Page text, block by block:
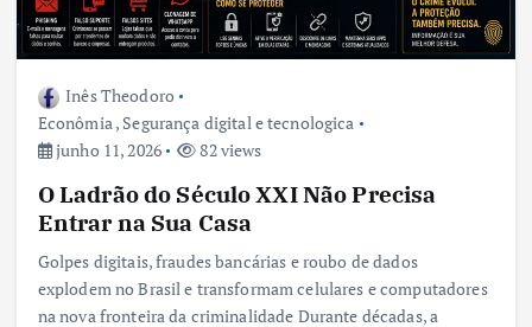
Inês Theodoro
Econômia, Segurança digital e tecnologica
junho 11, 2026
82 views
O Ladrão do Século XXI Não Precisa
Entrar na Sua Casa
Golpes digitais, fraudes bancárias e roubo de dados
explodem no Brasil e transformam celulares e computadores
na nova fronteira da criminalidade Durante décadas, a